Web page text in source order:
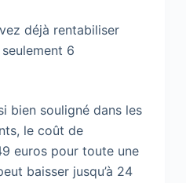
déjà rentabiliser
6
bien souligné dans les
le coût de
euros pour toute une
baisser jusqu’à 24